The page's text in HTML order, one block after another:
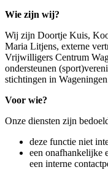
Wie zijn wij?
Wij zijn Doortje Kuis,
Maria Litjens, externe
Vrijwilligers Centrum
ondersteunen
stichtingen in
Voor wie?
Onze diensten zijn
deze functie niet
een onafhankelijke
een interne